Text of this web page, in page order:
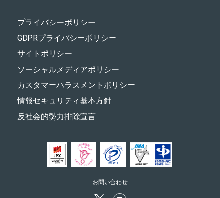
プライバシーポリシー
GDPRプライバシーポリシー
サイトポリシー
ソーシャルメディアポリシー
カスタマーハラスメントポリシー
情報セキュリティ基本方針
反社会的勢力排除宣言
お問い合わせ